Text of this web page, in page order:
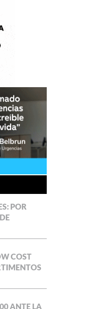
POR
COST
ANTE LA